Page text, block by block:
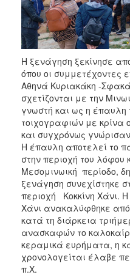
ΤΟΠΟΣ
ΠΟΛΙΤΙΣΜΟΣ
ΑΝΘΕΚΤΙΚΗ
ΠΟΛΗ
Η ξενάγηση ξεκίνησε
όπου οι συμμετέχοντες
Αθηνά Κυριακάκη -
σχετίζονται με την
γνωστή και ως η
τοιχογραφιών με κρίνα
και συγχρόνως
Η έπαυλη αποτελεί το
στην περιοχή του λόφου
Mεσομινωική περίοδο,
ξενάγηση συνεχίστηκε
περιοχή Κοκκίνη Χάνι.
Χάνι ανακαλύφθηκε
κατά τη διάρκεια
ανασκαφών το
κεραμικά ευρήματα, η
χρονολογείται έλαβε
π.Χ.